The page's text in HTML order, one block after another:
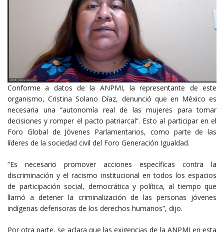
Conforme a datos de la ANPMI, la representante de este
organismo, Cristina Solano Díaz, denunció que en México es
necesaria una “autonomía real de las mujeres para tomar
decisiones y romper el pacto patriarcal”. Esto al participar en el
Foro Global de Jóvenes Parlamentarios, como parte de las
líderes de la sociedad civil del Foro Generación Igualdad.
“Es necesario promover acciones específicas contra la
discriminación y el racismo institucional en todos los espacios
de participación social, democrática y política, al tiempo que
llamó a detener la criminalización de las personas jóvenes
indígenas defensoras de los derechos humanos”, dijo.
Por otra parte, se aclara que las exigencias de la ANPMI en esta